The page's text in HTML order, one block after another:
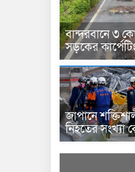
বান্দরবানে ৩
সড়কের
জাপানে
নিহতের সংখ্যা